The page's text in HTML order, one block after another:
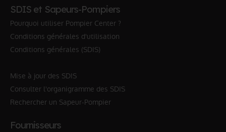
SDIS et Sapeurs-Pompiers
Pourquoi utiliser Pompier Center ?
Conditions générales d'utilisation
Conditions générales (SDIS)
Mise à jour des SDIS
Consulter l'organigramme des SDIS
Rechercher un Sapeur-Pompier
Fournisseurs